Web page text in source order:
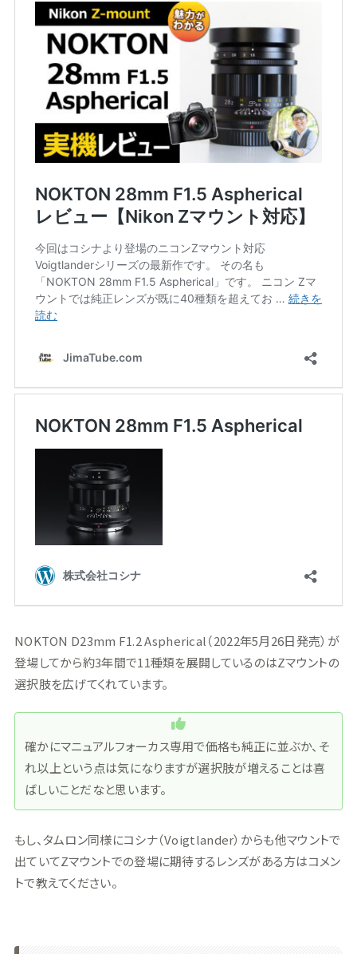
NOKTON D23mm F1.2 Aspherical（2022年5月26日発売）が
登場してから約3年間で11種類を展開しているのはZマウントの
選択肢を広げてくれています。
確かにマニュアルフォーカス専用で価格も純正に並ぶか、そ
れ以上という点は気になりますが選択肢が増えることは喜
ばしいことだなと思います。
もし、タムロン同様にコシナ（Voigtlander）からも他マウントで
出ていてZマウントでの登場に期待するレンズがある方はコメン
トで教えてください。